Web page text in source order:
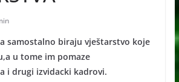
samostalno biraju vještarstvo koje
u tome im pomaze
i drugi izvidacki kadrovi.